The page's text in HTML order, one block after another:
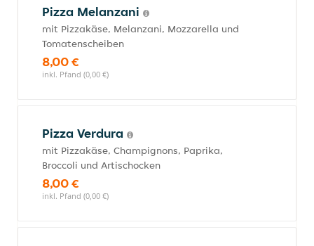
Pizza Melanzani
mit Pizzakäse, Melanzani, Mozzarella und
Tomatenscheiben
8,00 €
inkl. Pfand (0,00 €)
Pizza Verdura
mit Pizzakäse, Champignons, Paprika,
Broccoli und Artischocken
8,00 €
inkl. Pfand (0,00 €)